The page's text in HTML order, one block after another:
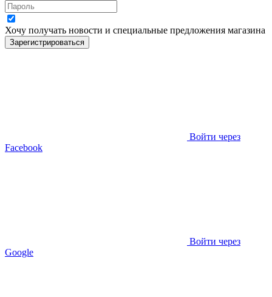
Хочу получать новости и специальные предложения магазина
Зарегистрироваться
Войти через
Facebook
Войти через
Google